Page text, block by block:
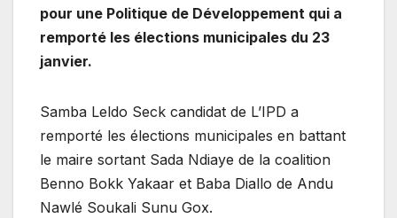
pour une Politique de Développement qui a
remporté les élections municipales du 23
janvier.
Samba Leldo Seck candidat de L’IPD a
remporté les élections municipales en battant
le maire sortant Sada Ndiaye de la coalition
Benno Bokk Yakaar et Baba Diallo de Andu
Nawlé Soukali Sunu Gox.